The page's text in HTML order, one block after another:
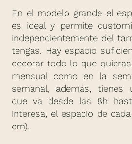
En el modelo grande el
es ideal y permite
independientemente del
tengas. Hay espacio
decorar todo lo que
mensual como en la
semanal, además, tienes
que va desde las 8h
interesa, el espacio de
cm).